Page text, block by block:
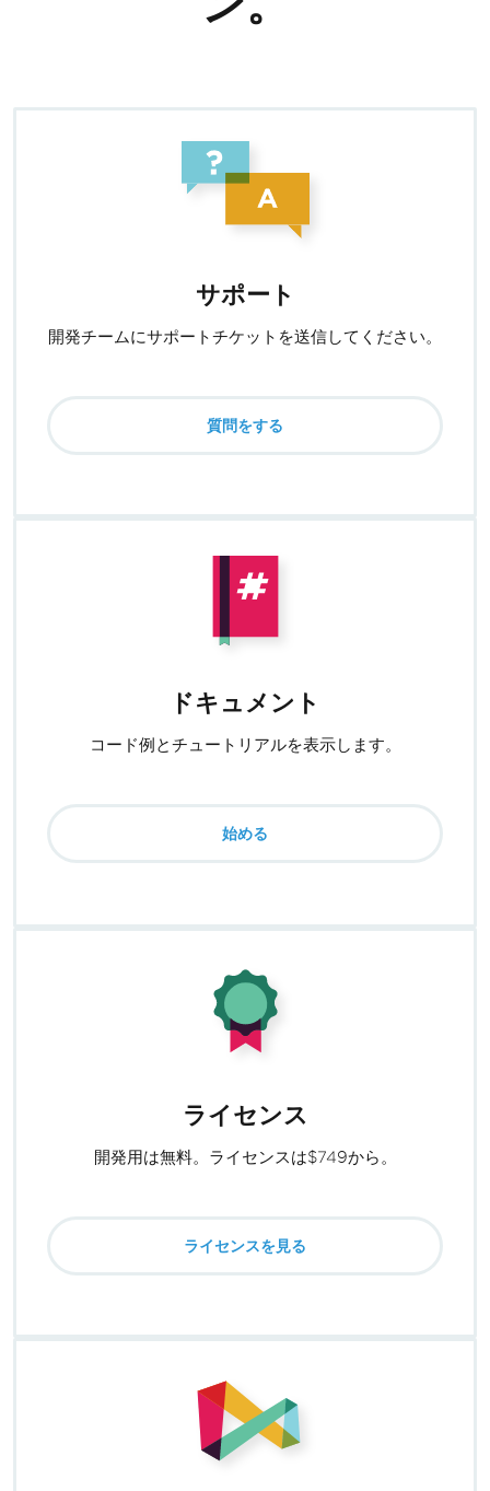
サポート
開発チームにサポートチケットを送信してください。
質問をする
ドキュメント
コード例とチュートリアルを表示します。
始める
ライセンス
開発用は無料。ライセンスは$749から。
ライセンスを見る